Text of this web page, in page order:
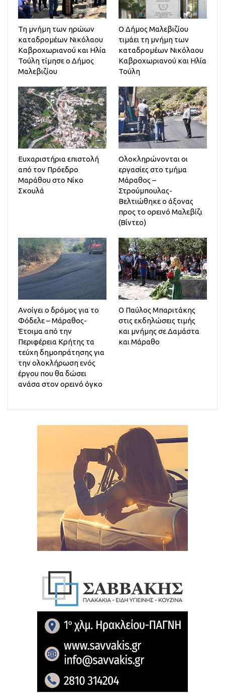
Τη μνήμη των ηρώων
καταδρομέων Νικόλαου
Καβροχωριανού και Ηλία
Τούλη τίμησε ο Δήμος
Μαλεβιζίου
Ο Δήμος Μαλεβιζίου
τιμάει τη μνήμη των
καταδρομέων Νικόλαου
Καβροχωριανού και Ηλία
Τούλη
Ευχαριστήρια επιστολή
από τον Πρόεδρο
Μαράθου στο Νίκο
Σκουλά
Ολοκληρώνονται οι
εργασίες στο τμήμα
Μάραθος –
Στρούμπουλας-
Βελτιώθηκε ο άξονας
προς το ορεινό Μαλεβίζι
(Βίντεο)
Ανοίγει ο δρόμος για το
Φόδελε – Μάραθος-
Έτοιμα από την
Περιφέρεια Κρήτης τα
τεύχη δημοπράτησης για
την ολοκλήρωση ενός
έργου που θα δώσει
ανάσα στον ορεινό όγκο
Ο Παύλος Μπαριτάκης
στις εκδηλώσεις τιμής
και μνήμης σε Δαμάστα
και Μάραθο